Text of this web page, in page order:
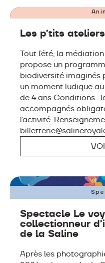
8 JUILLET – 27 AOÛT
Les p’tits
Tout l’été, la
propose un
biodiversité imaginés
un moment ludique
de 4 ans Conditions :
accompagnés
l’activité.
DU 9 AU 18 JUILLET
Spectacle Le
collectionneur
de la Saline
Après les